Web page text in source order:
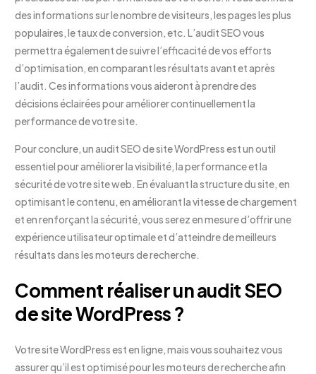
des informations sur le nombre de visiteurs, les pages les plus
populaires, le taux de conversion, etc. L’audit SEO vous
permettra également de suivre l’efficacité de vos efforts
d’optimisation, en comparant les résultats avant et après
l’audit. Ces informations vous aideront à prendre des
décisions éclairées pour améliorer continuellement la
performance de votre site.
Pour conclure, un audit SEO de site WordPress est un outil
essentiel pour améliorer la visibilité, la performance et la
sécurité de votre site web. En évaluant la structure du site, en
optimisant le contenu, en améliorant la vitesse de chargement
et en renforçant la sécurité, vous serez en mesure d’offrir une
expérience utilisateur optimale et d’atteindre de meilleurs
résultats dans les moteurs de recherche.
Comment réaliser un audit SEO
de site WordPress ?
Votre site WordPress est en ligne, mais vous souhaitez vous
assurer qu’il est optimisé pour les moteurs de recherche afin